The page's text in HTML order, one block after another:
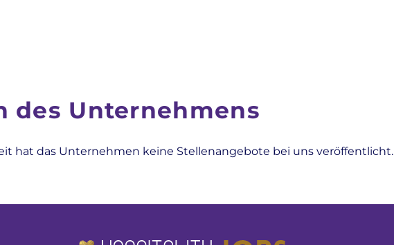
des Unternehmens
hat das Unternehmen keine Stellenangebote bei uns veröffentlicht.